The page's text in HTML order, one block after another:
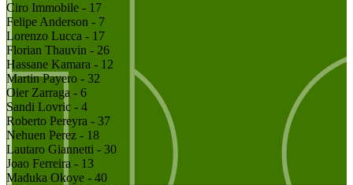
Ciro Immobile - 17
Felipe Anderson - 7
Lorenzo Lucca - 17
Florian Thauvin - 26
Hassane Kamara - 12
Martin Payero - 32
Oier Zarraga - 6
Sandi Lovric - 4
Roberto Pereyra - 37
Nehuen Perez - 18
Lautaro Giannetti - 30
Joao Ferreira - 13
Maduka Okoye - 40